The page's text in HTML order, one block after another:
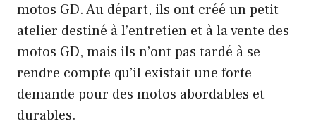
motos GD. Au départ, ils ont créé un petit
atelier destiné à l’entretien et à la vente des
motos GD, mais ils n’ont pas tardé à se
rendre compte qu’il existait une forte
demande pour des motos abordables et
durables.